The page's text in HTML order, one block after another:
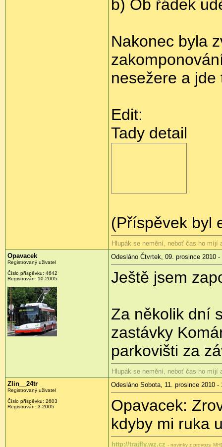
b) Ob řádek
Nakonec byla
nesežere a
Edit:
Tady detail
(Příspěvek byl
Hlupák se nemění, neboť čas ho míjí
Opavacek
Registrovaný uživatel
Číslo příspěvku: 4642
Registrován: 10-2005
Odesláno Čtvrtek, 09. prosince 2010 -
Ještě jsem
Za několik dní
zastávky
parkovišti za
Hlupák se nemění, neboť čas ho míjí
Zlin__24tr
Registrovaný uživatel
Číslo příspěvku: 2603
Registrován: 3-2005
Odesláno Sobota, 11. prosince 2010 -
Opavacek:
kdyby mi ruka
http://trajfly.wz.cz - novinky z provozu